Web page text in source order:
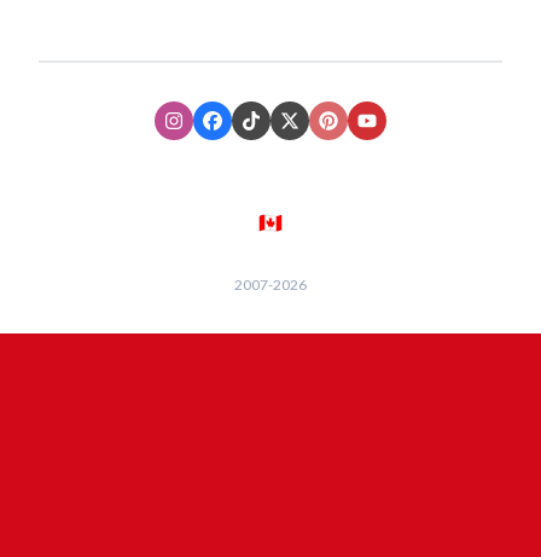
InstagramFacebook
TikTokXTwitter
PinterestYoutube
🇨🇦
2007-2026